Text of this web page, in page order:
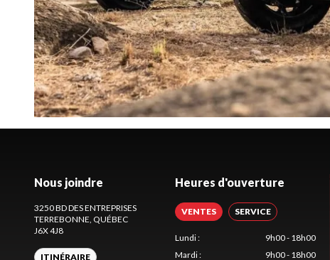
Nous joindre
3250 BD DES ENTREPRISES
TERREBONNE, QUÉBEC
J6X 4J8
ITINÉRAIRE
Heures d'ouverture
VENTES SERVICE
Lundi:
9h00 - 18h00
Mardi: 9h00 - 18h00